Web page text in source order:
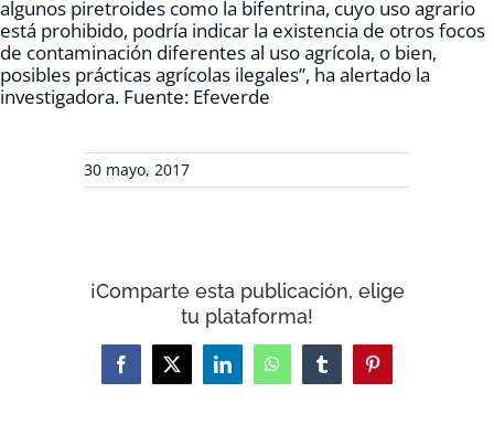
algunos piretroides como la bifentrina, cuyo uso agrario
está prohibido, podría indicar la existencia de otros focos
de contaminación diferentes al uso agrícola, o bien,
posibles prácticas agrícolas ilegales”, ha alertado la
investigadora. Fuente: Efeverde
30 mayo, 2017
¡Comparte esta publicación, elige
tu plataforma!
Facebook
X LinkedInWhatsAppTumblrPinterest